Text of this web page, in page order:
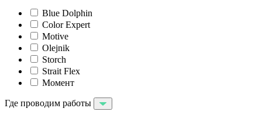
Blue Dolphin
Color Expert
Motive
Olejnik
Storch
Strait Flex
Момент
Где проводим работы